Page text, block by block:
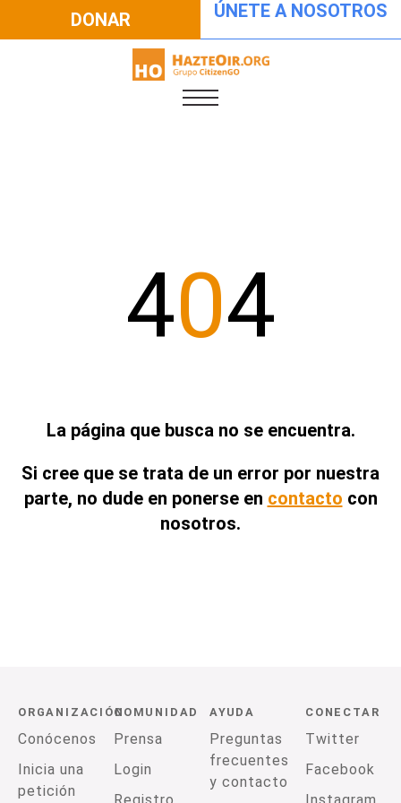
DONAR ÚNETE A NOSOTROS
404
La página que busca no se encuentra.
Si cree que se trata de un error por nuestra
parte, no dude en ponerse en contacto con
nosotros.
ORGANIZACIÓN
Conócenos
Inicia una
petición
COMUNIDAD
Prensa
Login
AYUDA
Preguntas
frecuentes
y contacto
CONECTAR
Twitter
Facebook